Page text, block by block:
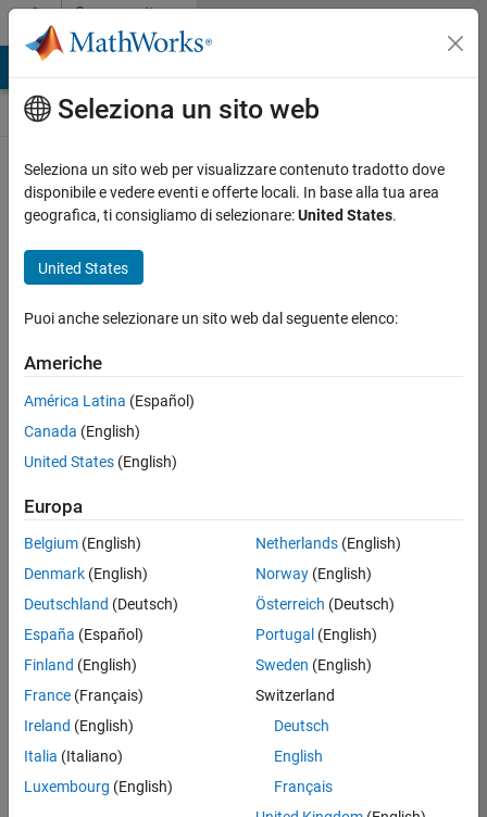
Vai al contenutoCommunity
Contests
Create and remix
entries are only
available on
desktop
Back to Gallery
Preston
/
magent
a haze
on 6
2023
1
Seleziona un sito web
Seleziona un sito web per visualizzare contenuto tradotto dove
disponibile e vedere eventi e offerte locali. In base alla tua area
geografica, ti consigliamo di selezionare:United States.
United States
Puoi anche selezionare un sito web dal seguente elenco:
Americhe
América Latina (Español)
Canada (English)
United States (English)
Europa
Belgium (English)
Denmark (English)
Deutschland (Deutsch)
España (Español)
Finland (English)
France (Français)
Ireland (English)
Italia (Italiano)
Luxembourg (English)
Netherlands(English)
Norway(English)
Österreich (Deutsch)
Portugal (English)
Sweden (English)
Switzerland
Deutsch
English
Français